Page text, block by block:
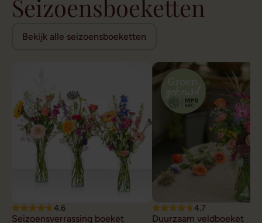
Seizoensboeketten
Bekijk alle seizoensboeketten
4.6
Seizoensverrassing boeket
4.7
Duurzaam veldboeket